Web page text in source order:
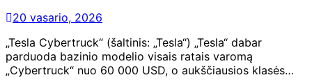
20 vasario, 2026
„Tesla Cybertruck“ (šaltinis: „Tesla“) „Tesla“ dabar
parduoda bazinio modelio visais ratais varomą
„Cybertruck“ nuo 60 000 USD, o aukščiausios klasės…